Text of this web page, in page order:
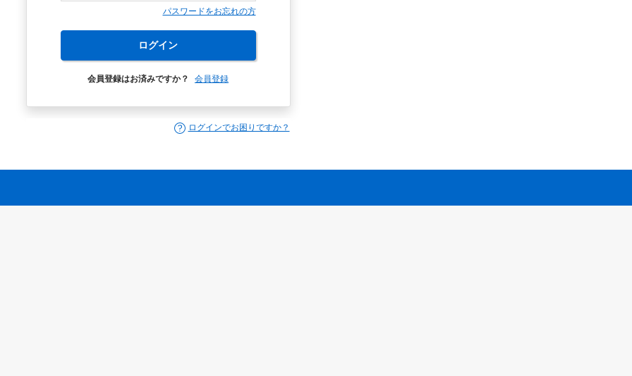
パスワードをお忘れの方
ログイン
会員登録はお済みですか？ 会員登録
ログインでお困りですか？